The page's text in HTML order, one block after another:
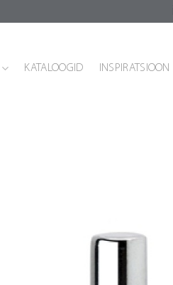
KATALOOGID INSPIRATSIOON